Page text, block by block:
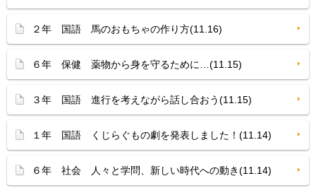
２年 国語 馬のおもちゃの作り方(11.16)
６年 保健 薬物から身を守るために…(11.15)
３年 国語 進行を考えながら話し合おう(11.15)
１年 国語 くじらぐもの劇を発表しました！(11.14)
６年 社会 人々と学問、新しい時代への動き(11.14)